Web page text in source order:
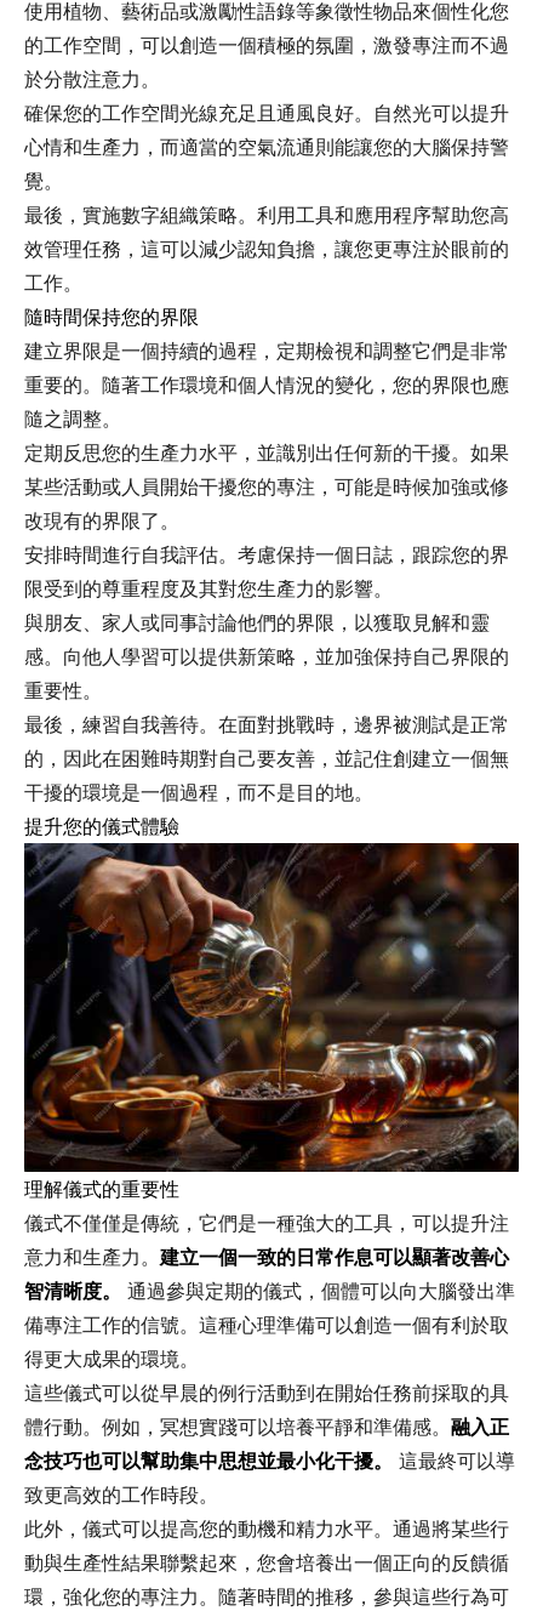
使用植物、藝術品或激勵性語錄等象徵性物品來個性化您
的工作空間，可以創造一個積極的氛圍，激發專注而不過
於分散注意力。
確保您的工作空間光線充足且通風良好。自然光可以提升
心情和生產力，而適當的空氣流通則能讓您的大腦保持警
覺。
最後，實施數字組織策略。利用工具和應用程序幫助您高
效管理任務，這可以減少認知負擔，讓您更專注於眼前的
工作。
隨時間保持您的界限
建立界限是一個持續的過程，定期檢視和調整它們是非常
重要的。隨著工作環境和個人情況的變化，您的界限也應
隨之調整。
定期反思您的生產力水平，並識別出任何新的干擾。如果
某些活動或人員開始干擾您的專注，可能是時候加強或修
改現有的界限了。
安排時間進行自我評估。考慮保持一個日誌，跟踪您的界
限受到的尊重程度及其對您生產力的影響。
與朋友、家人或同事討論他們的界限，以獲取見解和靈
感。向他人學習可以提供新策略，並加強保持自己界限的
重要性。
最後，練習自我善待。在面對挑戰時，邊界被測試是正常
的，因此在困難時期對自己要友善，並記住創建立一個無
干擾的環境是一個過程，而不是目的地。
提升您的儀式體驗
理解儀式的重要性
儀式不僅僅是傳統，它們是一種強大的工具，可以提升注
意力和生產力。 建立一個一致的日常作息可以顯著改善心
智清晰度。
通過參與定期的儀式，個體可以向大腦發出準
備專注工作的信號。這種心理準備可以創造一個有利於取
得更大成果的環境。
這些儀式可以從早晨的例行活動到在開始任務前採取的具
體行動。例如，冥想實踐可以培養平靜和準備感。 融入正
念技巧也可以幫助集中思想並最小化干擾。
這最終可以導
致更高效的工作時段。
此外，儀式可以提高您的動機和精力水平。通過將某些行
動與生產性結果聯繫起來，您會培養出一個正向的反饋循
環，強化您的專注力。隨著時間的推移，參與這些行為可